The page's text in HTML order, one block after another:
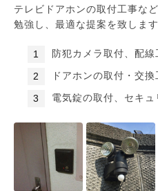
テレビドアホンの取付工事な
勉強し、最適な提案を致します
防犯カメラ取付、配線
ドアホンの取付・交換
電気錠の取付、セキ